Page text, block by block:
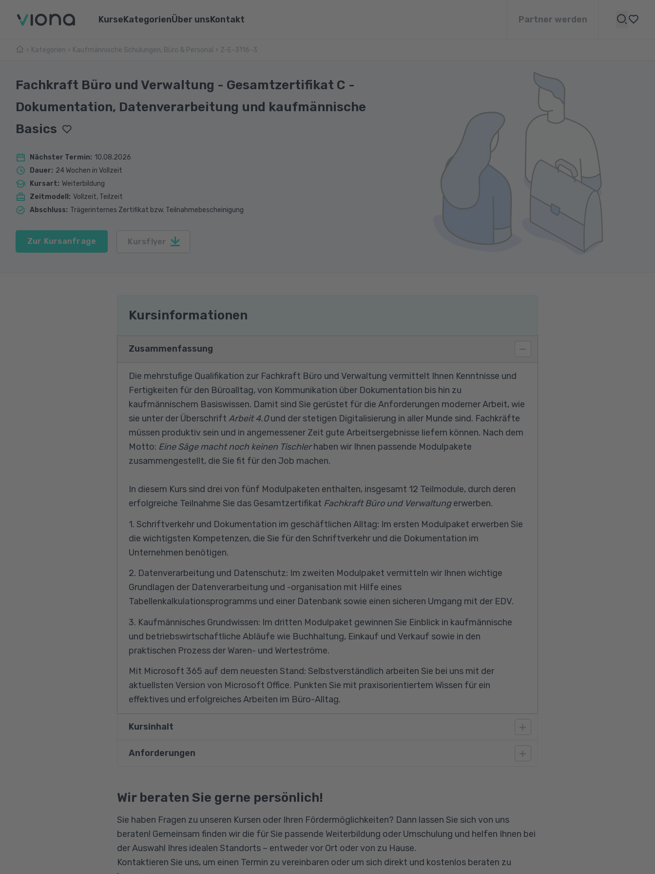
Kurse
Umschulungen
Kategorien
Pflege & Medizin Wirtschaft, Steuern & Recht
Über uns
Über Viona
Lernen mit Viona
Kontakt Partner werden
Kategorien Kaufmännische Schulungen, Büro & Personal Z-E-3116-3
Fachkraft Büro und Verwaltung - Gesamtzertifikat C -
Dokumentation, Datenverarbeitung und kaufmännische
Basics
Nächster Termin: 10.08.2026
Dauer: 24 Wochen in Vollzeit
Kursart: Weiterbildung
Zeitmodell : Vollzeit, Teilzeit
Abschluss: Trägerinternes Zertifikat bzw. Teilnahmebescheinigung
Zur Kursanfrage Kursflyer
Kursinformationen
Zusammenfassung
Die mehrstufige Qualifikation zur Fachkraft Büro und Verwaltung vermittelt Ihnen Kenntnisse und
Fertigkeiten für den Büroalltag, von Kommunikation über Dokumentation bis hin zu
kaufmännischem Basiswissen. Damit sind Sie gerüstet für die Anforderungen moderner Arbeit, wie
sie unter der Überschrift Arbeit 4.0und der stetigen Digitalisierung in aller Munde sind. Fachkräfte
müssen produktiv sein und in angemessener Zeit gute Arbeitsergebnisse liefern können. Nach dem
Motto: Eine Säge macht noch keinen Tischlerhaben wir Ihnen passende Modulpakete
zusammengestellt, die Sie fit für den Job machen.
In diesem Kurs sind drei von fünf Modulpaketen enthalten, insgesamt 12 Teilmodule, durch deren
erfolgreiche Teilnahme Sie das Gesamtzertifikat Fachkraft Büro und Verwaltungerwerben.
1. Schriftverkehr und Dokumentation im geschäftlichen Alltag: Im ersten Modulpaket erwerben Sie
die wichtigsten Kompetenzen, die Sie für den Schriftverkehr und die Dokumentation im
Unternehmen benötigen.
2. Datenverarbeitung und Datenschutz: Im zweiten Modulpaket vermitteln wir Ihnen wichtige
Grundlagen der Datenverarbeitung und -organisation mit Hilfe eines
Tabellenkalkulationsprogramms und einer Datenbank sowie einen sicheren Umgang mit der EDV.
3. Kaufmännisches Grundwissen: Im dritten Modulpaket gewinnen Sie Einblick in kaufmännische
und betriebswirtschaftliche Abläufe wie Buchhaltung, Einkauf und Verkauf sowie in den
praktischen Prozess der Waren- und Werteströme.
Mit Microsoft 365 auf dem neuesten Stand: Selbstverständlich arbeiten Sie bei uns mit der
aktuellsten Version von Microsoft Office. Punkten Sie mit praxisorientiertem Wissen für ein
effektives und erfolgreiches Arbeiten im Büro-Alltag.
Kursinhalt
Schriftverkehr und Dokumentation im geschäftlichen Alltag:
Schreibregeln nach DIN
Kaufmännischer Schriftverkehr - Inhalt und Recht
GIMP Bildbearbeitung
Layout mit Office - professionelle Geschäftsdrucksachen
10-Finger-Tastaturschreiben
Anforderungen
allgemeinbildenden Schulausbildung fundierte Kenntnisse in der PC-Bedienung mit Windows.
Wir beraten Sie gerne persönlich!
Sie haben Fragen zu unseren Kursen oder Ihren Fördermöglichkeiten? Dann lassen Sie sich von uns
beraten! Gemeinsam finden wir die für Sie passende Weiterbildung oder Umschulung und helfen Ihnen bei
der Auswahl Ihres idealen Standorts – entweder vor Ort oder von zu Hause.
Kontaktieren Sie uns, um einen Termin zu vereinbaren oder um sich direkt und kostenlos beraten zu